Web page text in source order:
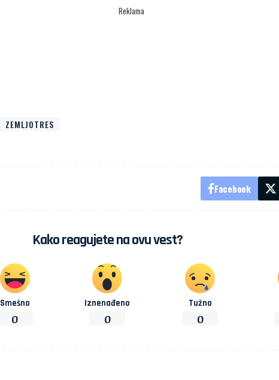
Reklama
ZEMLJOTRES
Facebook
Kako reagujete na ovu vest?
Smešno
0
Iznenađeno
0
Tužno
0